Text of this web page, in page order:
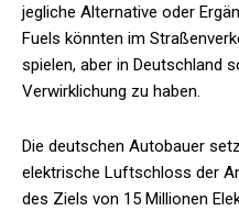
jegliche Alternative oder
Fuels könnten im
spielen, aber in Deutschland
Verwirklichung zu haben.
Die deutschen Autobauer
elektrische Luftschloss der
des Ziels von 15 Millionen